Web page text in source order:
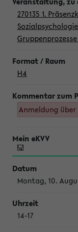
270135 1.
H4
Anmeldung über
Montag, 10.
14-17